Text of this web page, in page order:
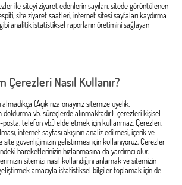
ile siteyi ziyaret edenlerin sayıları, sitede görüntülenen
site ziyaret saatleri, internet sitesi sayfaları kaydırma
analitik istatistiksel raporların üretimini sağlayan
Çerezleri Nasıl Kullanır?
almadıkça (Açık rıza onayınız sitemize üyelik,
vb. süreçlerde alınmaktadır) çerezleri kişisel
posta, telefon vb.) elde etmek için kullanmaz. Çerezleri,
internet sayfası akışının analiz edilmesi, içerik ve
site güvenliğimizin geliştirmesi için kullanıyoruz. Çerezler
hareketlerinizin hızlanmasına da yardımcı olur.
sitemizi nasıl kullandığını anlamak ve sitemizin
geliştirmek amacıyla istatistiksel bilgiler toplamak için de